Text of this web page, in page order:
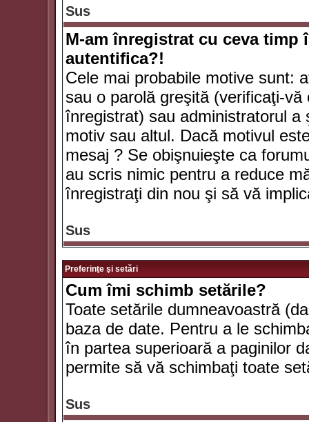
Sus
M-am înregistrat cu ceva timp
autentifica?!
Cele mai probabile motive sunt:
sau o parolă greşită (verificaţi-
înregistrat) sau administratorul
motiv sau altul. Dacă motivul
mesaj ? Se obişnuieşte ca
au scris nimic pentru a reduce
înregistraţi din nou şi să vă
Sus
Preferinţe şi setări
Cum îmi schimb setările?
Toate setările dumneavoastră
baza de date. Pentru a le
în partea superioară a paginilor
permite să vă schimbaţi toate
Sus